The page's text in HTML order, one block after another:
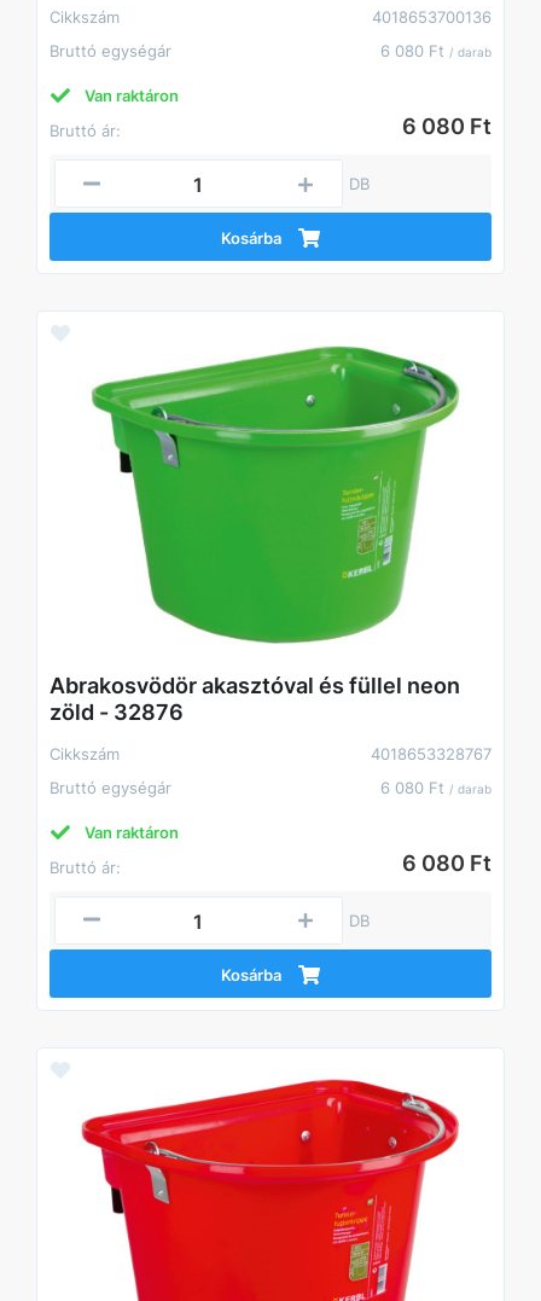
Cikkszám
4018653700136
Bruttó egységár
6 080 Ft / darab
Van raktáron
Bruttó ár:
6 080 Ft
DB
Kosárba
Abrakosvödör akasztóval és füllel neon
zöld - 32876
Cikkszám
4018653328767
Bruttó egységár
6 080 Ft / darab
Van raktáron
Bruttó ár:
6 080 Ft
DB
Kosárba